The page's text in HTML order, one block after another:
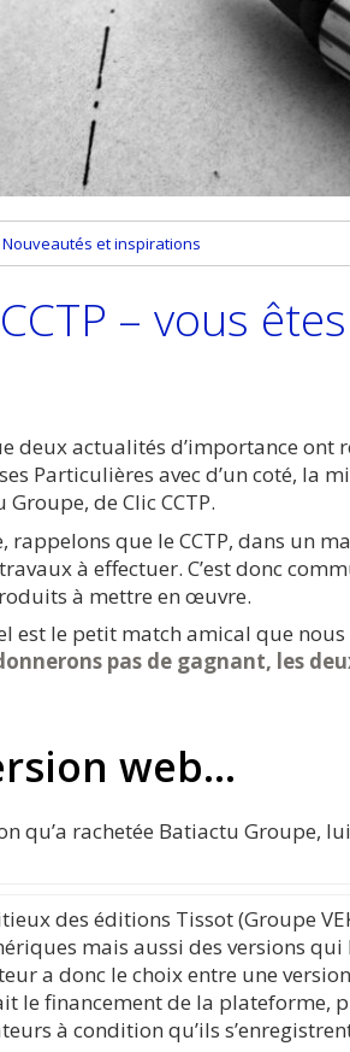
Nouveautés et inspirations
– vous
deux actualités d’importance ont
Particulières avec d’un coté, la
de Clic CCTP.
que le CCTP, dans un
à effectuer. C’est donc
à mettre en œuvre.
est le petit match amical que
pas de gagnant, les
web…
qu’a rachetée Batiactu Groupe,
des éditions Tissot (Groupe
mais aussi des versions
a donc le choix entre une
le financement de la plateforme,
à condition qu’ils